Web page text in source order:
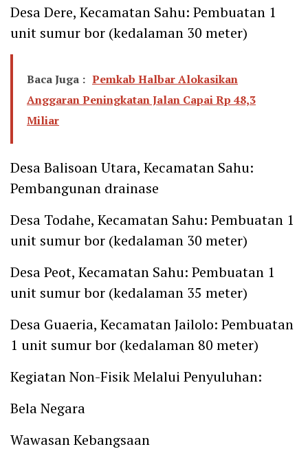
Desa Dere, Kecamatan Sahu: Pembuatan 1
unit sumur bor (kedalaman 30 meter)
Baca Juga : Pemkab Halbar Alokasikan
Anggaran Peningkatan Jalan Capai Rp 48,3
Miliar
Desa Balisoan Utara, Kecamatan Sahu:
Pembangunan drainase
Desa Todahe, Kecamatan Sahu: Pembuatan 1
unit sumur bor (kedalaman 30 meter)
Desa Peot, Kecamatan Sahu: Pembuatan 1
unit sumur bor (kedalaman 35 meter)
Desa Guaeria, Kecamatan Jailolo: Pembuatan
1 unit sumur bor (kedalaman 80 meter)
Kegiatan Non-Fisik Melalui Penyuluhan:
Bela Negara
Wawasan Kebangsaan